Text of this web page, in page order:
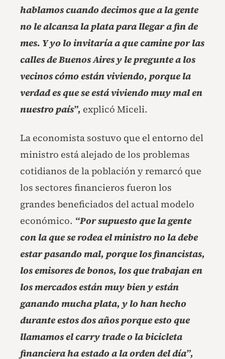
hablamos cuando decimos que a la gente
no le alcanza la plata para llegar a fin de
mes. Y yo lo invitaría a que camine por las
calles de Buenos Aires y le pregunte a los
vecinos cómo están viviendo, porque la
verdad es que se está viviendo muy mal en
nuestro país”, explicó Miceli.
La economista sostuvo que el entorno del
ministro está alejado de los problemas
cotidianos de la población y remarcó que
los sectores financieros fueron los
grandes beneficiados del actual modelo
económico. “Por supuesto que la gente
con la que se rodea el ministro no la debe
estar pasando mal, porque los financistas,
los emisores de bonos, los que trabajan en
los mercados están muy bien y están
ganando mucha plata, y lo han hecho
durante estos dos años porque esto que
llamamos el carry trade o la bicicleta
financiera ha estado a la orden del día”,